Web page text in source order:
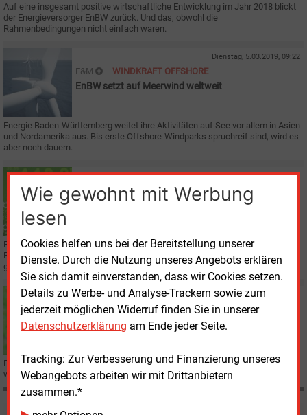
Wie gewohnt mit Werbung
lesen
Cookies helfen uns bei der Bereitstellung unserer
Dienste. Durch die Nutzung unseres Angebots erklären
Sie sich damit einverstanden, dass wir Cookies setzen.
Details zu Werbe- und Analyse-Trackern sowie zum
jederzeit möglichen Widerruf finden Sie in unserer
Datenschutzerklärung am Ende jeder Seite.
Tracking: Zur Verbesserung und Finanzierung unseres
Webangebots arbeiten wir mit Drittanbietern
zusammen.*
Auf eine insgesamt positive wirtschaftliche Entwicklung im Jahr 2018 blickt
der Energieversorger EnBW zurück. Und das, obwohl die
Rahmenbedingungen nicht einfach waren.
Dienstag, 5.03.2019, 09:22
E&M WINDKRAFT OFFSHORE
EnBW setzt auf Meerwind weltweit
Energie Baden-Württemberg weitet ihre Aktivitäten auf See vor allem in Asien
und Nordamerika aus. Bis erste Offshore-Windparks spruchreif sind, wird es
aber noch dauern.
Dienstag, 22.01.2019, 13:55
E&M WIRTSCHAFT
Mastiaux: Energiebranche soll an Reputation
EnBW-Chef Frank Mastiaux hat beim Energie-Gipfel desHandelsblatt
Berlin Energieversorger dazu aufgerufen, von einer reaktiven wieder zu einer
gestaltenden Rolle zu kommen.
Montag, 12.11.2018, 16:49
E&M KLIMASCHUTZ
Mastiaux fordert mehr Effizienz für Energiewende
EnBW-Chef Frank Mastiaux skizzierte in Berlin klare Vorstellungen darüber,
wie die Energiewende voran gebracht werden kann.